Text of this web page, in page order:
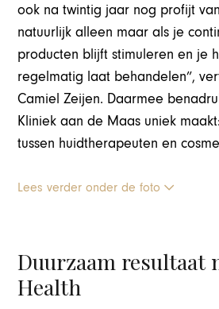
ook na twintig jaar nog profijt
natuurlijk alleen maar als je
producten blijft stimuleren en je
regelmatig laat behandelen”,
Camiel Zeijen. Daarmee
Kliniek aan de Maas uniek
tussen huidtherapeuten en
Lees verder onder de foto
Duurzaam resultaat
Health